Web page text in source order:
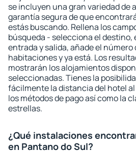
se incluyen una gran variedad de
garantía segura de que
estás buscando. Rellena los
búsqueda - selecciona el destino,
entrada y salida, añade el número
habitaciones y ya está. Los
mostrarán los alojamientos
seleccionadas. Tienes la
fácilmente la distancia del hotel
los métodos de pago así como la
estrellas.
¿Qué instalaciones
en Pantano do Sul?